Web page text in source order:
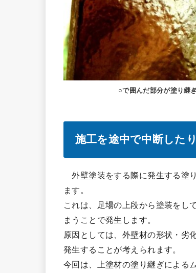
○で囲んだ部分が塗り継
施工を途中で中断した
外壁塗装をする際に発生する塗
ます。
これは、足場の上段から塗装をし
まうことで発生します。
原因としては、外壁材の形状・劣
発生することが考えられます。
今回は、上塗材の塗り継ぎによる